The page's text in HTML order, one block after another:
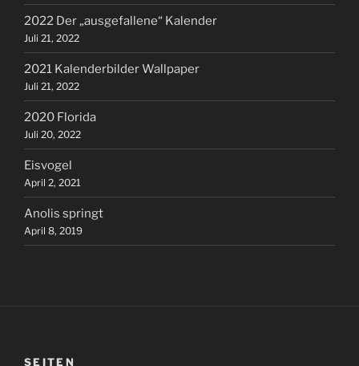
2022 Der „ausgefallene“ Kalender
Juli 21, 2022
2021 Kalenderbilder Wallpaper
Juli 21, 2022
2020 Florida
Juli 20, 2022
Eisvogel
April 2, 2021
Anolis springt
April 8, 2019
SEITEN